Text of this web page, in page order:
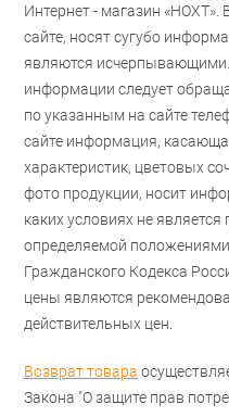
Интернет - магазин «НОХТ».
сайте, носят сугубо
являются
информации следует
по указанным на сайте
сайте информация,
характеристик, цветовых
фото продукции, носит
каких условиях не
определяемой положениями
Гражданского Кодекса
цены являются
действительных цен.
Возврат товара
Закона "О защите прав